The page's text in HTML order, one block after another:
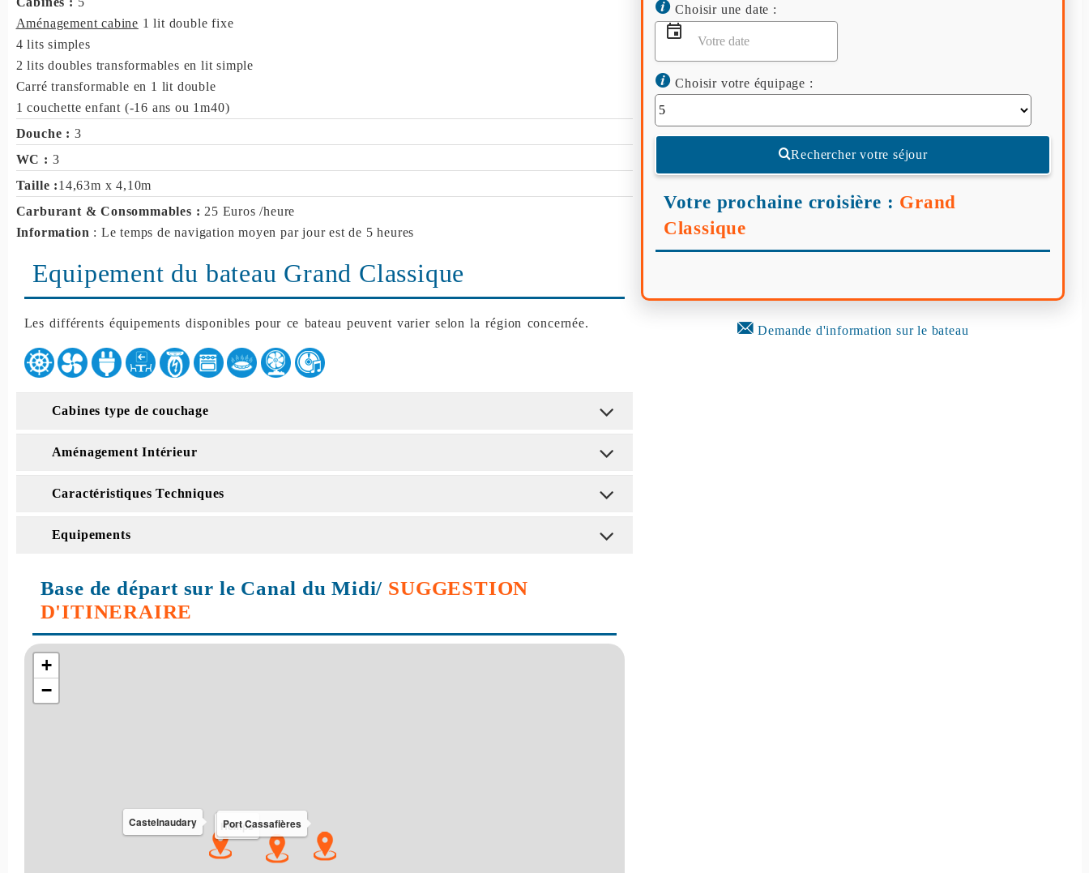
Aménagement cabine 1 lit double fixe
4 lits simples
2 lits doubles transformables en lit simple
Carré transformable en 1 lit double
1 couchette enfant (-16 ans ou 1m40)
Douche : 3
WC : 3
Taille :14,63m x 4,10m
Carburant & Consommables : 25 Euros /heure
Information : Le temps de navigation moyen par jour est de 5 heures
Equipement du bateau Grand Classique
Les différents équipements disponibles pour ce bateau peuvent varier selon la région concernée.
Cabines type de couchage
Aménagement Intérieur
Caractéristiques Techniques
Equipements
Base de départ sur le Canal du Midi/ SUGGESTION
D'ITINERAIRE
Choisir une date :
Choisir votre équipage :
Rechercher votre séjour
Votre prochaine croisière : Grand
Classique
Demande d'information sur le bateau